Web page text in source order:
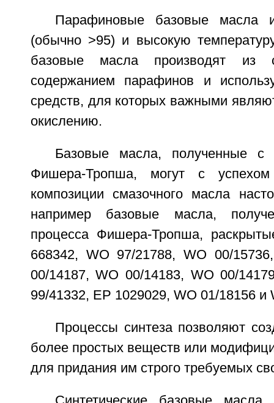
Парафиновые базовые масла
(обычно >95) и высокую
базовые масла производят из
содержанием парафинов и
средств, для которых важными
окислению.
Базовые масла, полученные с
Фишера-Тропша, могут с успехом
композиции смазочного масла
например базовые масла,
процесса Фишера-Тропша,
668342, WO 97/21788, WO 00/
00/14187, WO 00/14183, WO 00/
99/41332, ЕР 1029029, WO 01/18156 и
Процессы синтеза позволяют
более простых веществ или
для придания им строго требуемых